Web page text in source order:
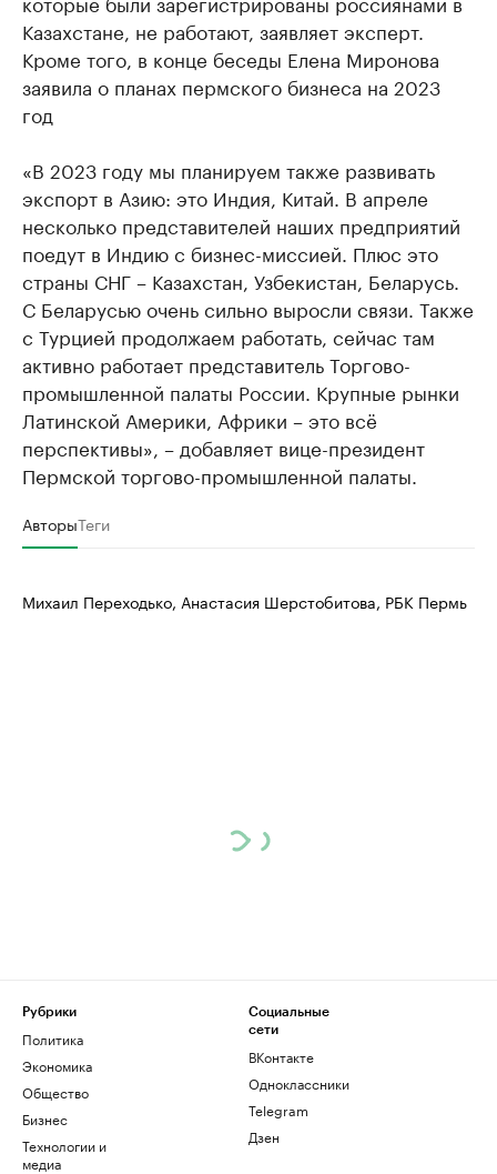
Казахстане, не работают, заявляет эксперт.
Кроме того, в конце беседы Елена Миронова
заявила о планах пермского бизнеса на 2023
год
«В 2023 году мы планируем также развивать
экспорт в Азию: это Индия, Китай. В апреле
несколько представителей наших предприятий
поедут в Индию с бизнес-миссией. Плюс это
страны СНГ – Казахстан, Узбекистан, Беларусь.
С Беларусью очень сильно выросли связи. Также
с Турцией продолжаем работать, сейчас там
активно работает представитель Торгово-
промышленной палаты России. Крупные рынки
Латинской Америки, Африки – это всё
перспективы», – добавляет вице-президент
Пермской торгово-промышленной палаты.
АвторыТеги
Михаил Переходько, Анастасия Шерстобитова, РБК Пермь
Рубрики
Политика
Экономика
Общество
Бизнес
Технологии и
медиа
Социальные
сети
ВКонтакте
Одноклассники
Telegram
Дзен